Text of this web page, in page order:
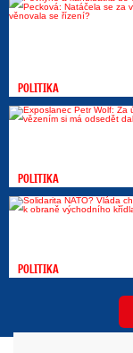
POLITIKA
POLITIKA
POLITIKA